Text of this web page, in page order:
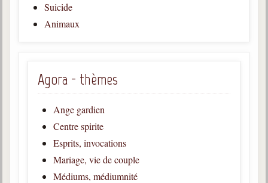
L'Agora
Posez-nous des questions
Posez votre question
Galerie
Photos et vidéoscope
Galerie photos
Vidéoscope
Suicide
Animaux
Agora - thèmes
Ange gardien
Centre spirite
Esprits, invocations
Mariage, vie de couple
Médiums, médiumnité